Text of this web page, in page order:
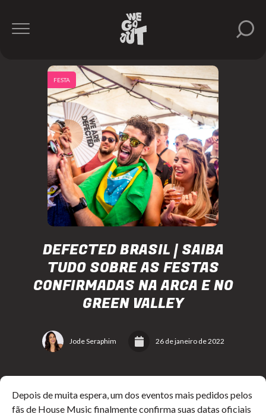
DEFECTED BRASIL | SAIBA
TUDO SOBRE AS FESTAS
CONFIRMADAS NA ARCA E NO
GREEN VALLEY
Jode Seraphim 26 de janeiro de 2022
FESTA
Depois de muita espera, um dos eventos mais pedidos pelos
fãs de House Music finalmente confirma suas datas oficiais